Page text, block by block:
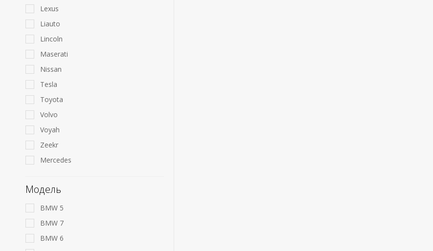
Lexus
Liauto
Lincoln
Maserati
Nissan
Tesla
Toyota
Volvo
Voyah
Zeekr
Mercedes
Модель
BMW 5
BMW 7
BMW 6